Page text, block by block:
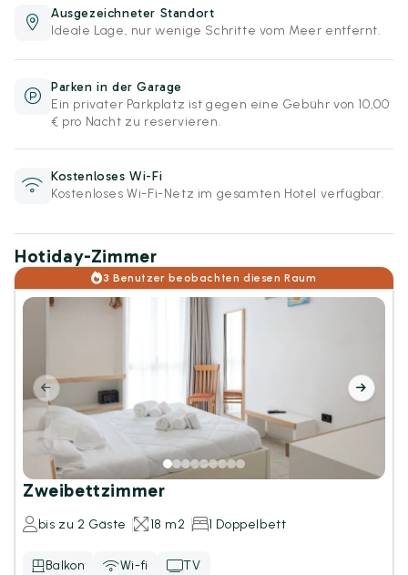
Ausgezeichneter Standort
Ideale Lage, nur wenige Schritte vom Meer entfernt.
Parken in der Garage
Ein privater Parkplatz ist gegen eine Gebühr von 10,00
€ pro Nacht zu reservieren.
Kostenloses Wi-Fi
Kostenloses Wi-Fi-Netz im gesamten Hotel verfügbar.
Hotiday-Zimmer
3 Benutzer beobachten diesen Raum
Zweibettzimmer
bis zu 2 Gäste 18 m2 1 Doppelbett
Balkon Wi-fi
TV